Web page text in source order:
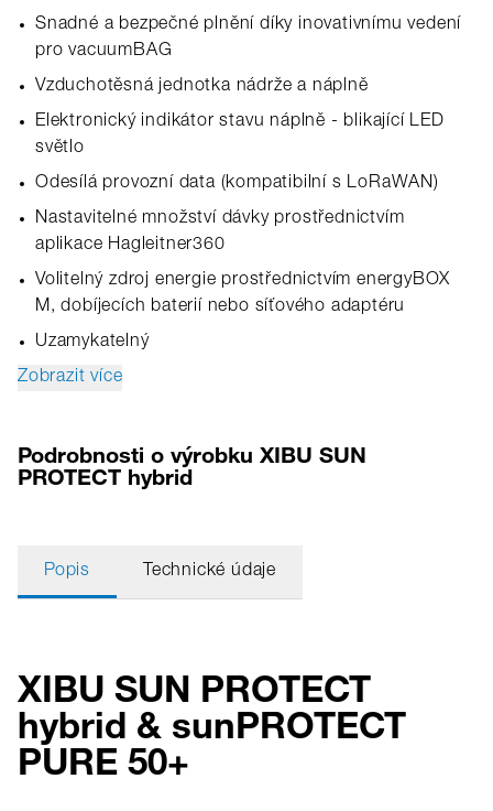
Snadné a bezpečné plnění díky inovativnímu vedení
pro vacuumBAG
Vzduchotěsná jednotka nádrže a náplně
Elektronický indikátor stavu náplně - blikající LED
světlo
Odesílá provozní data (kompatibilní s LoRaWAN)
Nastavitelné množství dávky prostřednictvím
aplikace Hagleitner360
Volitelný zdroj energie prostřednictvím energyBOX
M, dobíjecích baterií nebo síťového adaptéru
Uzamykatelný
Zobrazit více
Podrobnosti o výrobku XIBU SUN
PROTECT hybrid
Popis Technické údaje
XIBU SUN PROTECT
hybrid & sunPROTECT
PURE 50+